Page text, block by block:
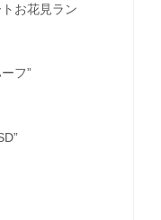
お花見ラン
フ”